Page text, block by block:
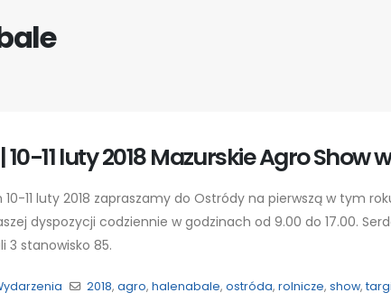
10-11 luty 2018 Mazurskie Agro Show
11 luty 2018 zapraszamy do Ostródy na pierwszą w tym
dyspozycji codziennie w godzinach od 9.00 do 17.00.
3 stanowisko 85.
2018, agro, halenabale, ostróda, rolnicze, show, targi